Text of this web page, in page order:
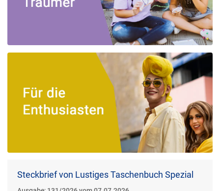
Steckbrief von Lustiges Taschenbuch Spezial